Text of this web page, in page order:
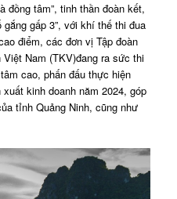
đồng tâm”, tinh thần đoàn kết,
gấp 3”, với khí thế thi đua
điểm, các đơn vị Tập đoàn
Nam (TKV)đang ra sức thi
cao, phấn đấu thực hiện
kinh doanh năm 2024, góp
tỉnh Quảng Ninh, cũng như